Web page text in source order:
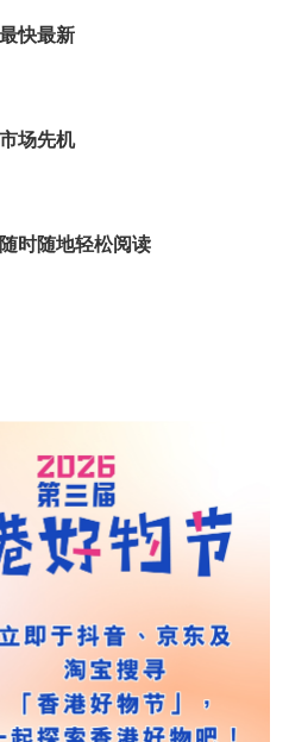
快最新
场先机
时随地轻松阅读